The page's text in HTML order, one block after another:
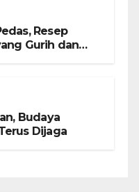
Resep
Gurih dan
Budaya
Dijaga